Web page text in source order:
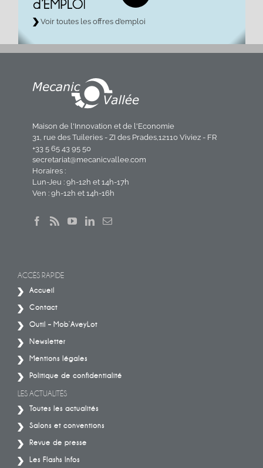
Voir toutes les offres d’emploi
Maison de l'Innovation et de l'Economie
31, rue des Tuileries - ZI des Prades,12110 Viviez - FR
+33 5 65 43 95 50
secretariat@mecanicvallee.com
Horaires :
Lun-Jeu : 9h-12h et 14h-17h
Ven : 9h-12h et 14h-16h
ACCÈS RAPIDE
Accueil
Contact
Outil – Mob’AveyLot
Newsletter
Mentions légales
Politique de confidentialité
LES ACTUALITÉS
Toutes les actualités
Salons et conventions
Revue de presse
Les Flashs Infos